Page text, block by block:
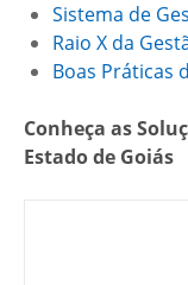
Sistema de
Raio X da
Boas Práticas
Conheça as
Estado de Goiás